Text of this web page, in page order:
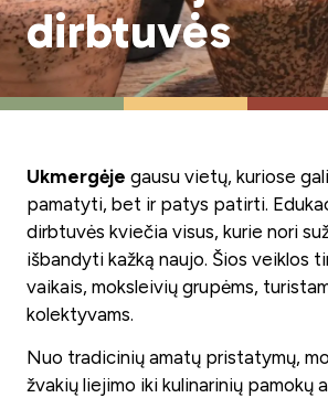
dirbtuvės
Ukmergėje gausu vietų, kuriose
pamatyti, bet ir patys patirti.
dirbtuvės kviečia visus, kurie nori
išbandyti kažką naujo. Šios veiklos
vaikais, moksleivių grupėms,
kolektyvams.
Nuo tradicinių amatų pristatymų,
žvakių liejimo iki kulinarinių pamokų